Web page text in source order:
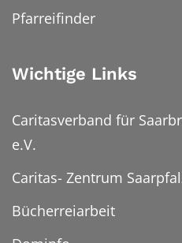
Pfarreifinder
Wichtige Links
Caritasverband für
e.V.
Caritas- Zentrum
Bücherreiarbeit